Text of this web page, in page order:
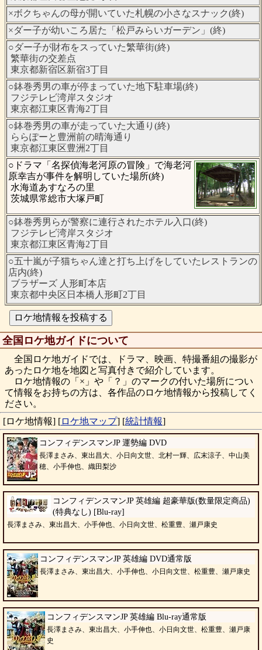
×ボクちゃんの母が開いていた札幌の小さなスナック(終)
×ダー子が幼いころ居た「松戸みらいガーデン」(終)
○ダー子が財布をスっていた繁華街(終)
繁華街の交差点
東京都新宿区新宿3丁目
○鉢巻秀男の車が停まっていた地下駐車場(終)
フジテレビ湾岸スタジオ
東京都江東区青海2丁目
○鉢巻秀男の車が走っていた大通り(終)
ららぽーと豊洲前の晴海通り
東京都江東区豊洲2丁目
○ドラマ「名探偵海老河原の冒険」で海老河
原幸吉が事件を解明していた場所(終)
水海道あすなろの里
茨城県常総市大塚戸町
○鉢巻秀男らが警察に連行されたホテル入口(終)
フジテレビ湾岸スタジオ
東京都江東区青海2丁目
○五十嵐が子猫ちゃん達と打ち上げをしていたレストランの
店内(終)
ブラザーズ 人形町本店
東京都中央区日本橋人形町2丁目
全国ロケ地ガイドについて
全国ロケ地ガイドでは、ドラマ、映画、特撮番組の撮影が
あったロケ地を地図と写真付きで紹介しています。
ロケ地情報の「×」や「？」のマークの付いた場所につい
て情報をお持ちの方は、各作品のロケ地情報から投稿してく
ださい。
[ロケ地情報] [ロケ地マップ] [統計情報]
コンフィデンスマンJP 運勢編 DVD
長澤まさみ、東出昌大、小日向文世、北村一輝、広末涼子、中山美
穂、小手伸也、織田梨沙
コンフィデンスマンJP 英雄編 超豪華版(数量限定商品)
(特典なし) [Blu-ray]
長澤まさみ、東出昌大、小手伸也、小日向文世、松重豊、瀬戸康史
コンフィデンスマンJP 英雄編 DVD通常版
長澤まさみ、東出昌大、小手伸也、小日向文世、松重豊、瀬戸康史
コンフィデンスマンJP 英雄編 Blu-ray通常版
長澤まさみ、東出昌大、小手伸也、小日向文世、松重豊、瀬戸康
史